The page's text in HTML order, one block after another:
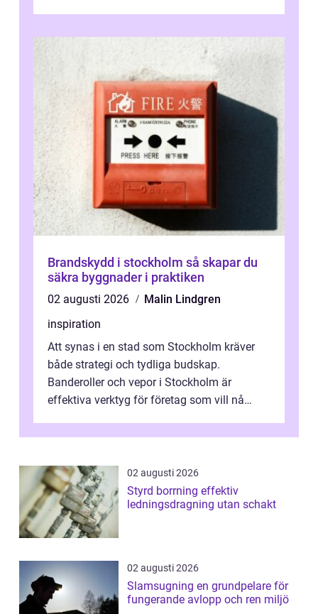
Brandskydd i stockholm så skapar du
säkra byggnader i praktiken
02 augusti 2026
Malin Lindgren
inspiration
Att synas i en stad som Stockholm kräver
både strategi och tydliga budskap.
Banderoller och vepor i Stockholm är
effektiva verktyg för företag som vill nå
02 augusti 2026
Styrd borrning effektiv
ledningsdragning utan schakt
02 augusti 2026
Slamsugning en grundpelare för
fungerande avlopp och ren miljö